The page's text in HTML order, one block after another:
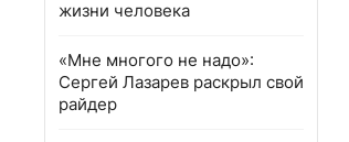
жизни человека
«Мне многого не надо»:
Сергей Лазарев раскрыл свой
райдер